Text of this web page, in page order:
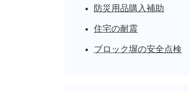
防災用品購入補助
住宅の耐震
ブロック塀の安全点検